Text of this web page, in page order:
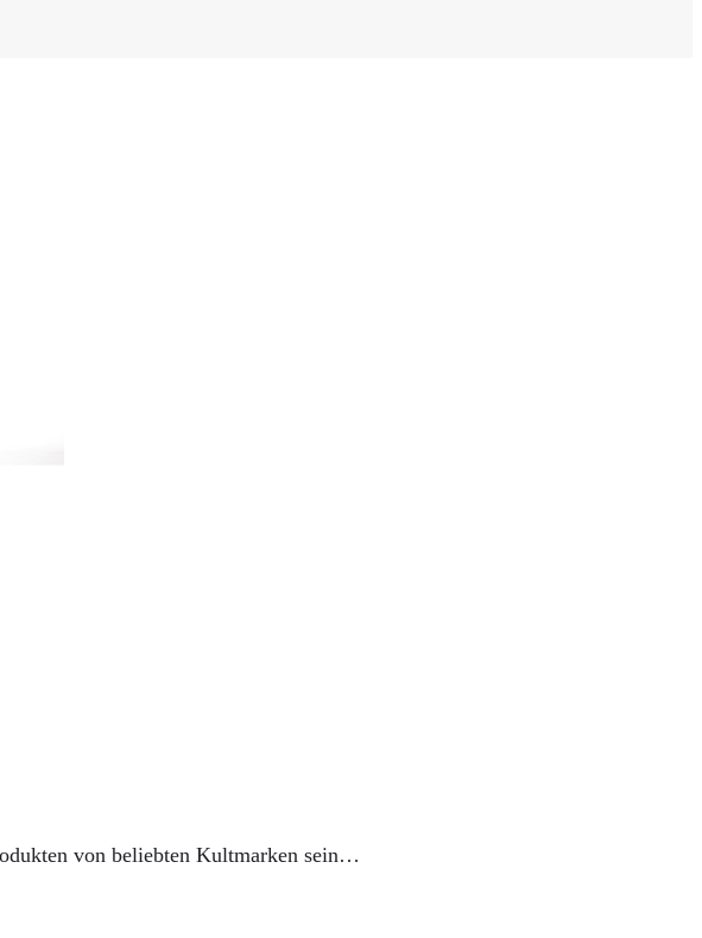
von beliebten Kultmarken sein…